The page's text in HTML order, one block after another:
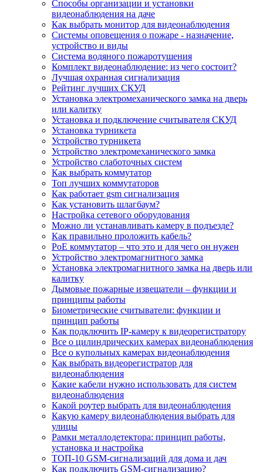
Способы организации и установки
видеонаблюдения на даче
Как выбрать монитор для видеонаблюдения
Системы оповещения о пожаре - назначение,
устройство и виды
Система водяного пожаротушения
Комплект видеонаблюдение: из чего состоит?
Лучшая охранная сигнализация
Рейтинг лучших СКУД
Установка электромеханического замка на дверь
или калитку
Установка и подключение считывателя СКУД
Установка турникета
Устройство турникета
Устройство электромеханического замка
Устройство слаботочных систем
Как выбрать коммутатор
Топ лучших коммутаторов
Как работает gsm сигнализация
Как установить шлагбаум?
Настройка сетевого оборудования
Можно ли устанавливать камеру в подъезде?
Как правильно проложить кабель?
PoE коммутатор – что это и для чего он нужен
Устройство электромагнитного замка
Установка электромагнитного замка на дверь или
калитку
Дымовые пожарные извещатели – функции и
принципы работы
Биометрические считыватели: функции и
принцип работы
Как подключить IP-камеру к видеорегистратору
Все о цилиндрических камерах видеонаблюдения
Все о купольных камерах видеонаблюдения
Как выбрать видеорегистратор для
видеонаблюдения
Какие кабели нужно использовать для систем
видеонаблюдения
Какой роутер выбрать для видеонаблюдения
Какую камеру видеонаблюдения выбрать для
улицы
Рамки металлодетектора: принцип работы,
установка и настройка
ТОП-10 GSM-сигнализаций для дома и дач
Как подключить GSM-сигнализацию?